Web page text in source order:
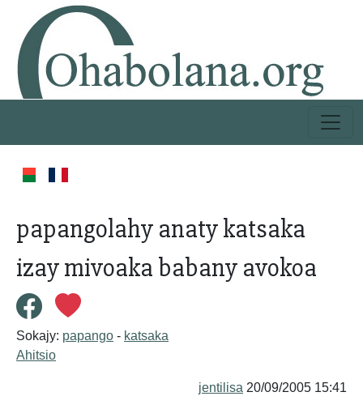
papangolahy anaty katsaka
izay mivoaka babany avokoa
Sokajy: papango - katsaka
Ahitsio
jentilisa 20/09/2005 15:41